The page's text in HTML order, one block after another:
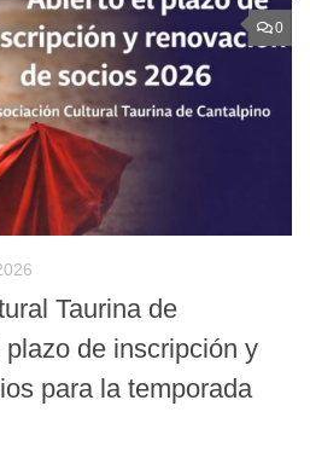
0
Taurina de
de inscripción y
para la temporada